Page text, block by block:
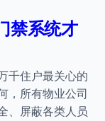
禁系统才
千住户最关心的
，所有物业公司
、屏蔽各类人员